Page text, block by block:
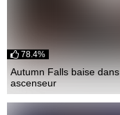
Autumn Falls baise
ascenseur
78.4%